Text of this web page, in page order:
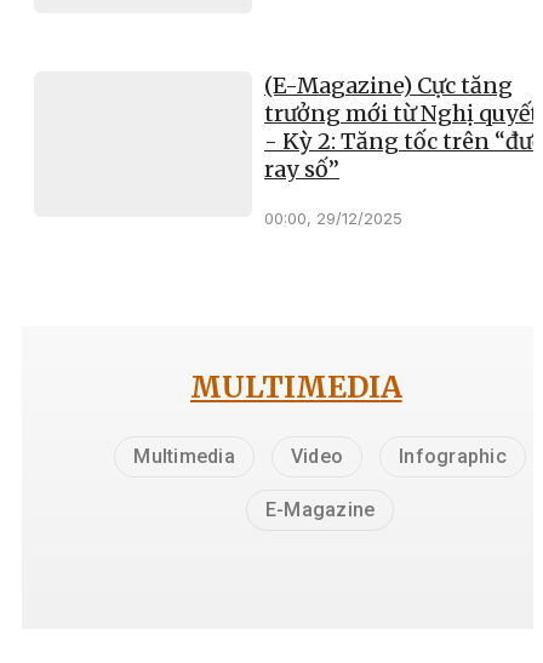
(E-Magazine) Cực tăng
trưởng mới từ Nghị quyết
- Kỳ 2: Tăng tốc trên
ray số”
00:00, 29/12/2025
MULTIMEDIA
Multimedia Video Infographic
E-Magazine